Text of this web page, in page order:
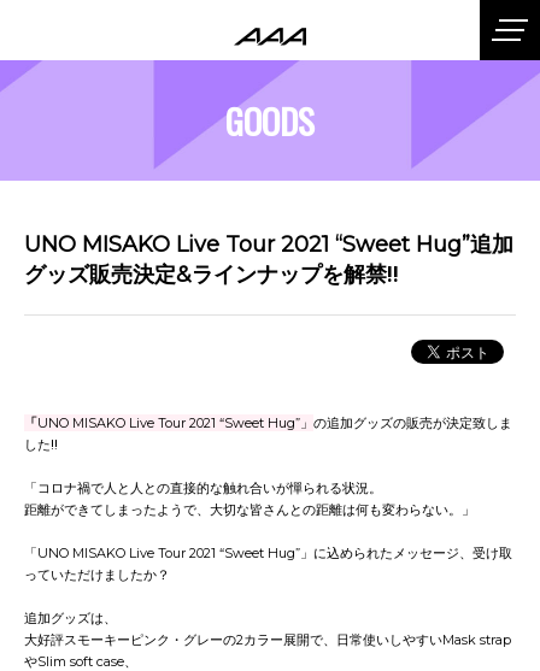
GOODS
UNO MISAKO Live Tour 2021 “Sweet Hug”追加
グッズ販売決定&ラインナップを解禁‼️
「UNO MISAKO Live Tour 2021 “Sweet Hug”」 の追加グッズの販売が決定致しま
した‼️
「コロナ禍で人と人との直接的な触れ合いが憚られる状況。
距離ができてしまったようで、大切な皆さんとの距離は何も変わらない。」
「UNO MISAKO Live Tour 2021 “Sweet Hug”」に込められたメッセージ、受け取
っていただけましたか？
追加グッズは、
大好評スモーキーピンク・グレーの2カラー展開で、日常使いしやすいMask strap
やSlim soft case、